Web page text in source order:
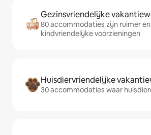
Gezinsvriendelijke
80 accommodaties zijn ruimer
kindvriendelijke voorzieningen
Huisdiervriendelijke
30 accommodaties waar